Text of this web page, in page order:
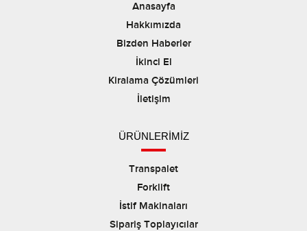
Anasayfa
Hakkımızda
Bizden Haberler
İkinci El
Kiralama Çözümleri
İletişim
ÜRÜNLERİMİZ
Transpalet
Forklift
İstif Makinaları
Sipariş Toplayıcılar